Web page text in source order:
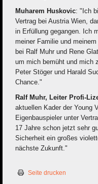
Muharem Huskovic: "Ich
Vertrag bei Austria Wien,
in Erfüllung gegangen. Ich
meiner Familie und
bei Ralf Muhr und Rene
um mich bemüht und mich
Peter Stöger und Harald
Chance."
Ralf Muhr, Leiter Profi-
aktuellen Kader der Young
Eigenbauspieler unter
17 Jahre schon jetzt sehr
Sicherheit ein großes
nächste Zukunft."
Seite drucken